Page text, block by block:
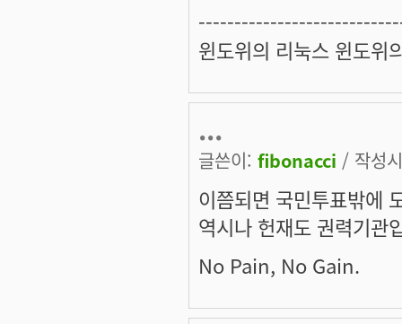
윈도위의 리눅스 윈도위
...
글쓴이: fibonacci / 작성
이쯤되면 국민투표밖에
역시나 헌재도 권력기관
No Pain, No Gain.